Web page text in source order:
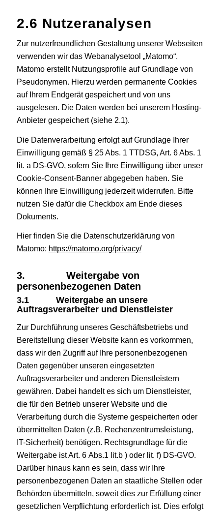
2.6 Nutzeranalysen
Zur nutzerfreundlichen Gestaltung unserer Webseiten
verwenden wir das Webanalysetool „Matomo“.
Matomo erstellt Nutzungsprofile auf Grundlage von
Pseudonymen. Hierzu werden permanente Cookies
auf Ihrem Endgerät gespeichert und von uns
ausgelesen. Die Daten werden bei unserem Hosting-
Anbieter gespeichert (siehe 2.1).
Die Datenverarbeitung erfolgt auf Grundlage Ihrer
Einwilligung gemäß § 25 Abs. 1 TTDSG, Art. 6 Abs. 1
lit. a DS-GVO, sofern Sie Ihre Einwilligung über unser
Cookie-Consent-Banner abgegeben haben. Sie
können Ihre Einwilligung jederzeit widerrufen. Bitte
nutzen Sie dafür die Checkbox am Ende dieses
Dokuments.
Hier finden Sie die Datenschutzerklärung von
Matomo: https://matomo.org/privacy/
3. Weitergabe von
personenbezogenen Daten
3.1 Weitergabe an unsere
Auftragsverarbeiter und Dienstleister
Zur Durchführung unseres Geschäftsbetriebs und
Bereitstellung dieser Website kann es vorkommen,
dass wir den Zugriff auf Ihre personenbezogenen
Daten gegenüber unseren eingesetzten
Auftragsverarbeiter und anderen Dienstleistern
gewähren. Dabei handelt es sich um Dienstleister,
die für den Betrieb unserer Website und die
Verarbeitung durch die Systeme gespeicherten oder
übermittelten Daten (z.B. Rechenzentrumsleistung,
IT-Sicherheit) benötigen. Rechtsgrundlage für die
Weitergabe ist Art. 6 Abs.1 lit.b ) oder lit. f) DS-GVO.
Darüber hinaus kann es sein, dass wir Ihre
personenbezogenen Daten an staatliche Stellen oder
Behörden übermitteln, soweit dies zur Erfüllung einer
gesetzlichen Verpflichtung erforderlich ist. Dies erfolgt